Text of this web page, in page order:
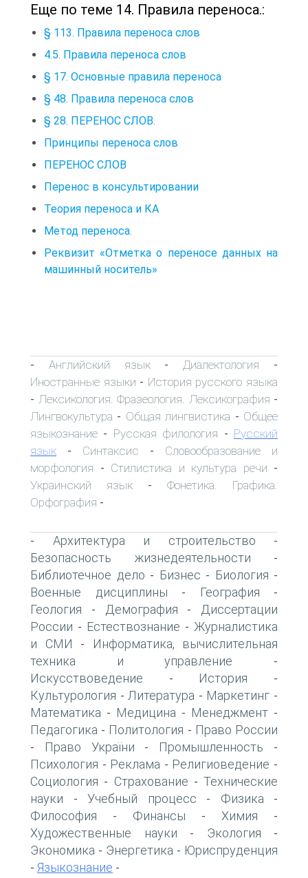
Еще по теме 14. Правила переноса.:
§ 113. Правила переноса слов
4.5. Правила переноса слов
§ 17. Основные правила переноса
§ 48. Правила переноса слов
§ 28. ПЕРЕНОС СЛОВ.
Принципы переноса слов
ПЕРЕНОС СЛОВ
Перенос в консультировании
Теория переноса и КА
Метод переноса.
Реквизит «Отметка о переносе данных на
машинный носитель»
- Английский язык- Диалектология -
Иностранные языки - История русского языка
- Лексикология. Фразеология. Лексикография -
Лингвокультура - Общая лингвистика - Общее
языкознание - Русская филология - Русский
язык - Синтаксис - Словообразование и
морфология - Стилистика и культура речи -
Украинский язык - Фонетика. Графика.
Орфография -
- Архитектура и строительство -
Безопасность жизнедеятельности -
Библиотечное дело - Бизнес - Биология -
Военные дисциплины - География -
Геология - Демография -
Диссертации
России - Естествознание - Журналистика
и СМИ -
Информатика, вычислительная
техника и управление -
Искусствоведение - История -
Культурология - Литература - Маркетинг -
Математика - Медицина - Менеджмент -
Педагогика - Политология - Право России
- Право України - Промышленность -
Психология - Реклама - Религиоведение -
Социология - Страхование - Технические
науки - Учебный процесс - Физика -
Философия - Финансы - Химия -
Художественные науки - Экология -
Экономика - Энергетика - Юриспруденция
- Языкознание -